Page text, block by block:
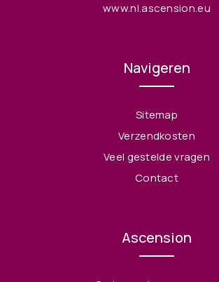
www.nl.ascension.eu
Navigeren
Sitemap
Verzendkosten
Veel gestelde vragen
Contact
Ascension